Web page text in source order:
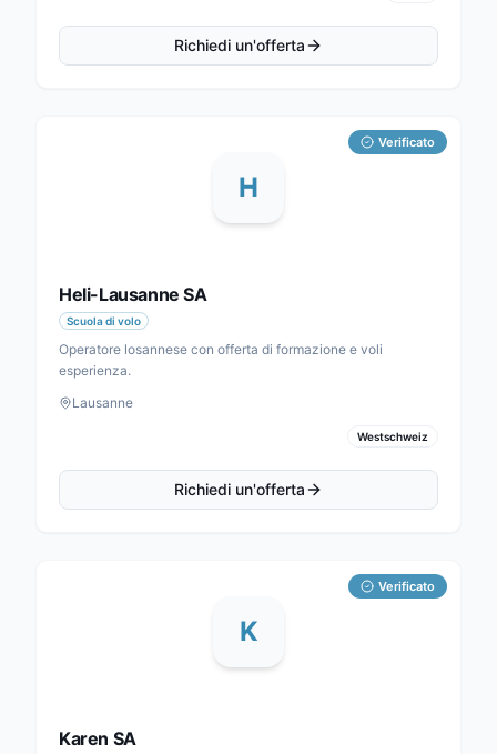
Richiedi un'offerta
H
Verificato
Heli-Lausanne SA
Scuola di volo
Operatore losannese con offerta di formazione e voli
esperienza.
Lausanne
Westschweiz
Richiedi un'offerta
K
Verificato
Karen SA